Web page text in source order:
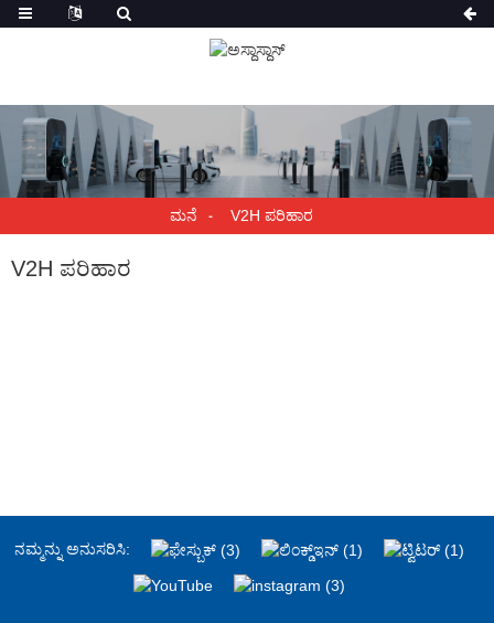
ಮನೆ V2H ಪರಿಹಾರ
V2H ಪರಿಹಾರ
ನಮ್ಮನ್ನು ಅನುಸರಿಸಿ: